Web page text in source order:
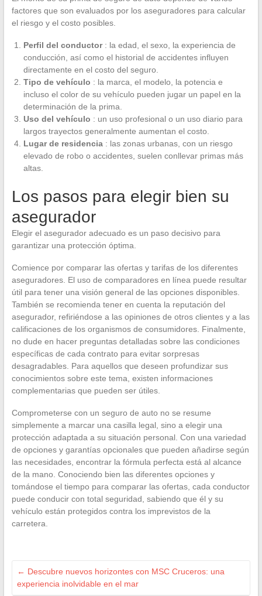
factores que son evaluados por los aseguradores para calcular
el riesgo y el costo posibles.
Perfil del conductor : la edad, el sexo, la experiencia de
conducción, así como el historial de accidentes influyen
directamente en el costo del seguro.
Tipo de vehículo : la marca, el modelo, la potencia e
incluso el color de su vehículo pueden jugar un papel en la
determinación de la prima.
Uso del vehículo : un uso profesional o un uso diario para
largos trayectos generalmente aumentan el costo.
Lugar de residencia : las zonas urbanas, con un riesgo
elevado de robo o accidentes, suelen conllevar primas más
altas.
Los pasos para elegir bien su
asegurador
Elegir el asegurador adecuado es un paso decisivo para
garantizar una protección óptima.
Comience por comparar las ofertas y tarifas de los diferentes
aseguradores. El uso de comparadores en línea puede resultar
útil para tener una visión general de las opciones disponibles.
También se recomienda tener en cuenta la reputación del
asegurador, refiriéndose a las opiniones de otros clientes y a las
calificaciones de los organismos de consumidores. Finalmente,
no dude en hacer preguntas detalladas sobre las condiciones
específicas de cada contrato para evitar sorpresas
desagradables. Para aquellos que deseen profundizar sus
conocimientos sobre este tema, existen informaciones
complementarias que pueden ser útiles.
Comprometerse con un seguro de auto no se resume
simplemente a marcar una casilla legal, sino a elegir una
protección adaptada a su situación personal. Con una variedad
de opciones y garantías opcionales que pueden añadirse según
las necesidades, encontrar la fórmula perfecta está al alcance
de la mano. Conociendo bien las diferentes opciones y
tomándose el tiempo para comparar las ofertas, cada conductor
puede conducir con total seguridad, sabiendo que él y su
vehículo están protegidos contra los imprevistos de la
carretera.
← Descubre nuevos horizontes con MSC Cruceros: una
experiencia inolvidable en el mar